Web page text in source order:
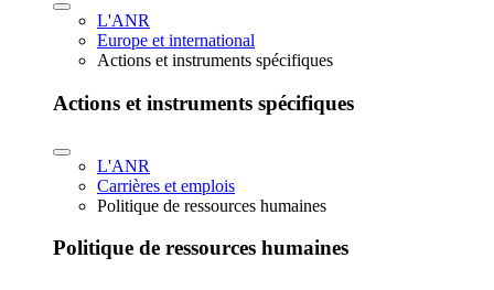
L'ANR
Europe et international
Actions et instruments spécifiques
Actions et instruments spécifiques
L'ANR
Carrières et emplois
Politique de ressources humaines
Politique de ressources humaines